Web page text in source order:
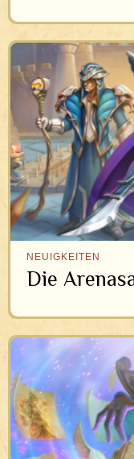
NEUIGKEITEN
Die